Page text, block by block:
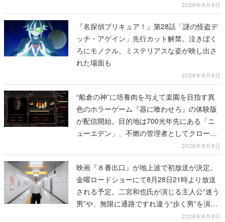
2026年8月8日
『名探偵プリキュア！』第28話「謎の怪盗デ
ッチ・アゲイン」先行カット解禁。泣きぼく
ろにモノクル、ミステリアスな姿が映し出さ
れた場面も
2026年8月8日
“船倉の神”に培養肉を与えて楽園を目指す異
色のホラーゲーム『器に喰わせろ』の体験版
が配信開始。目的地は700光年先にある「ニ
ューエデン」、不燃の管理者としてクローン
人間を増やし、加工して神に捧げる2026年8月8日
映画『８番出口』が地上波で初放送が決定。
金曜ロードショーにて8月28日21時より放送
される予定。二宮和也氏が演じる主人公“迷う
男”や、無限に通路ですれ違う“歩く男”を演じ
2026年8月8日